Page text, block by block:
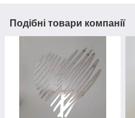
Подібні товари компанії